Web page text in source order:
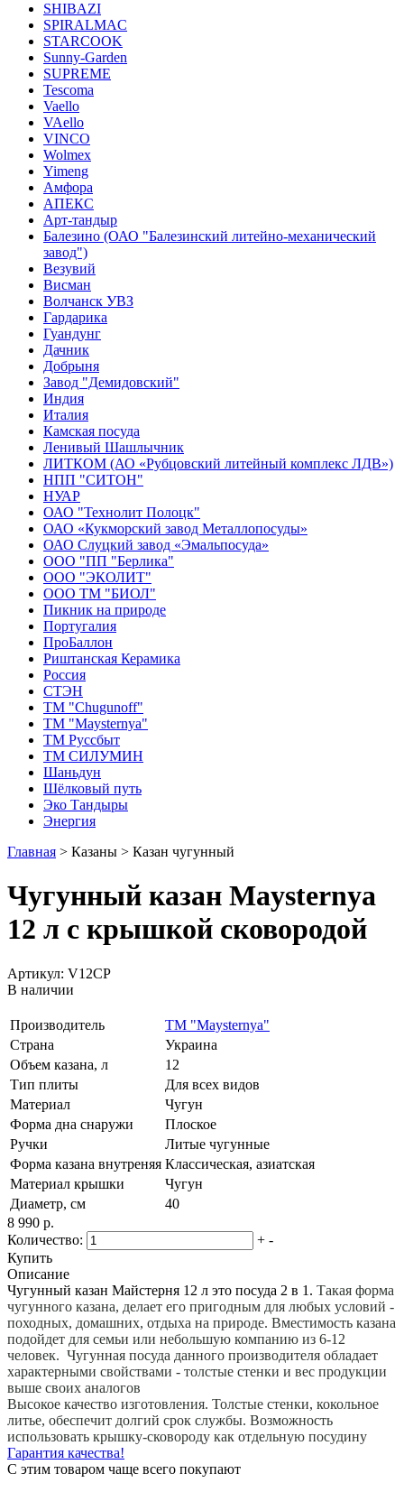
SHIBAZI
SPIRALMAC
STARCOOK
Sunny-Garden
SUPREME
Tescoma
Vaello
VAello
VINCO
Wolmex
Yimeng
Амфора
АПЕКС
Арт-тандыр
Балезино (ОАО "Балезинский литейно-механический
завод")
Везувий
Висман
Волчанск УВЗ
Гардарика
Гуандунг
Дачник
Добрыня
Завод "Демидовский"
Индия
Италия
Камская посуда
Ленивый Шашлычник
ЛИТКОМ (АО «Рубцовский литейный комплекс ЛДВ»)
НПП "СИТОН"
НУАР
ОАО "Технолит Полоцк"
ОАО «Кукморский завод Металлопосуды»
ОАО Слуцкий завод «Эмальпосуда»
ООО "ПП "Берлика"
ООО "ЭКОЛИТ"
ООО ТМ "БИОЛ"
Пикник на природе
Португалия
ПроБаллон
Риштанская Керамика
Россия
СТЭН
ТМ "Chugunoff"
ТМ "Maysternya"
ТМ Руссбыт
ТМ СИЛУМИН
Шаньдун
Шёлковый путь
Эко Тандыры
Энергия
Главная > Казаны > Казан чугунный
Чугунный казан Maysternya
12 л c крышкой сковородой
Артикул: V12CP
В наличии
Производитель
ТМ "Maysternya"
Страна
Украина
Объем казана, л
12
Тип плиты
Для всех видов
Материал
Чугун
Форма дна снаружи
Плоское
Ручки
Литые чугунные
Форма казана внутреняя Классическая, азиатская
Материал крышки
Чугун
Диаметр, см
40
8 990 р.
Количество:
+ -
Купить
Описание
Чугунный казан Майстерня 12 л это посуда 2 в 1. Такая форма
чугунного казана, делает его пригодным для любых условий -
походных, домашних, отдыха на природе. Вместимость казана
подойдет для семьи или небольшую компанию из 6-12
человек. Чугунная посуда данного производителя обладает
характерными свойствами - толстые стенки и вес продукции
выше своих аналогов
Высокое качество изготовления. Толстые стенки, кокольное
литье, обеспечит долгий срок службы. Возможность
использовать крышку-сковороду как отдельную посудину
Гарантия качества!
С этим товаром чаще всего покупают